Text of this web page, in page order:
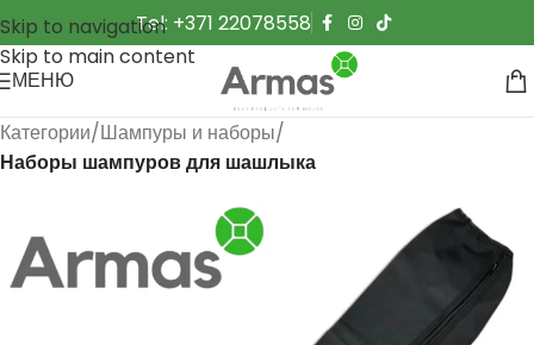
Skip to navigation
Skip to main content
Tel: +371 22078558
МЕНЮ
Категории Шампуры и наборы
Наборы шампуров для шашлыка